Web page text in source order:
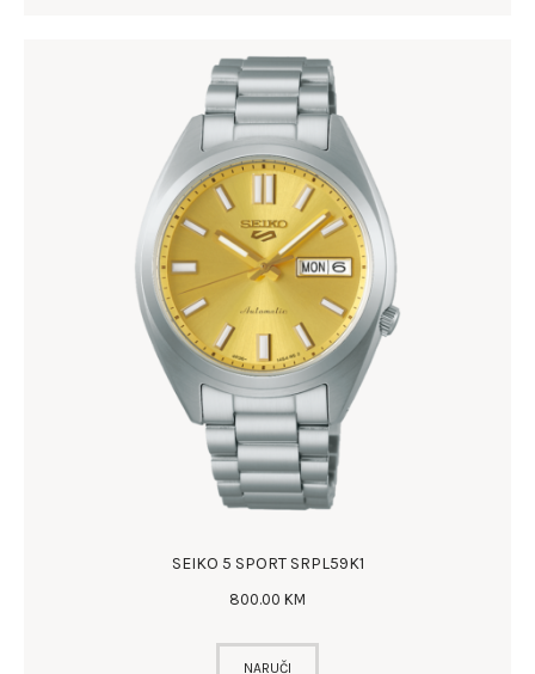
SEIKO 5 SPORT SRPL59K1
800.00 KM
NARUČI